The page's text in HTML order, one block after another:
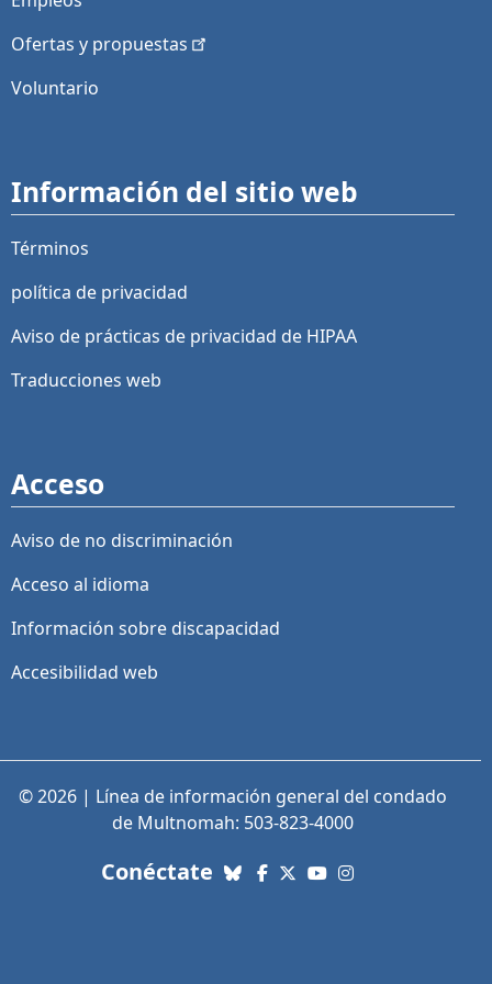
Ofertas y propuestas
Voluntario
Información del sitio web
Términos
política de privacidad
Aviso de prácticas de privacidad de HIPAA
Traducciones web
Acceso
Aviso de no discriminación
Acceso al idioma
Información sobre discapacidad
Accesibilidad web
© 2026 | Línea de información general del condado
de Multnomah: 503-823-4000
Conéctate con nosotros. Enlaces a
Bluesky
Facebook
X (Twitter)
YouTube
Instagram